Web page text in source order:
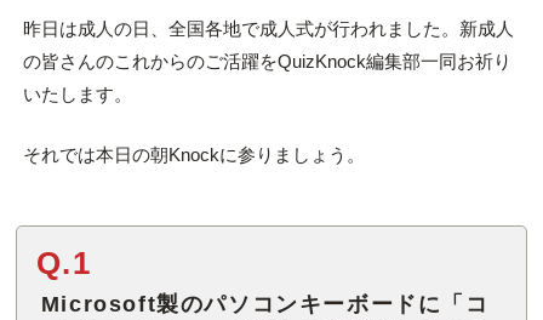
昨日は成人の日、全国各地で成人式が行われました。新成人
の皆さんのこれからのご活躍をQuizKnock編集部一同お祈り
いたします。
それでは本日の朝Knockに参りましょう。
Q.1
Microsoft製のパソコンキーボードに「コ